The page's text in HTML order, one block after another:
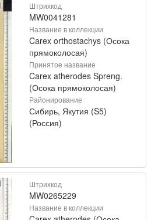
Штрихкод
MW0041281
Название в коллекции
Carex orthostachys (Осока
прямоколосая)
Принятое название
Carex atherodes Spreng.
(Осока прямоколосая)
Районирование
Сибирь, Якутия (S5)
(Россия)
Штрихкод
MW0265229
Название в коллекции